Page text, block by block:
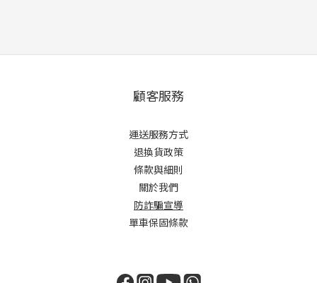
顧客服務
運送服務方式
退換貨政策
條款與細則
關於我們
防詐騙宣導
單車保固條款